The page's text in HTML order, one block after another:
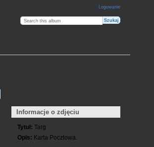
Logowanie
Informacje o zdjęciu
Tytuł: Targ
Opis: Karta Pocztowa.